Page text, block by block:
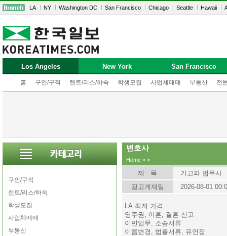
LA NY Washington DC San Francisco Chicago Seattle Hawaii
Los Angeles
홈 구인/구직 렌트/리스/하숙 학생모집 사업체매매 부동산 전
New York San Francisco
구인/구직
렌트/리스/하숙
학생모집
사업체매매
부동산
변호사
Home > >
제 목
가고파 법무사
광고게재일
2026-08-01
LA 최저 가격
영주권, 이혼, 결혼 신고
이민업무, 소송서류
이름변경, 법률서류, 유언장